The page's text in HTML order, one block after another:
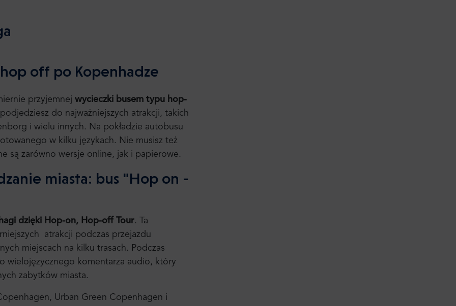
off po Kopenhadze
przyjemnej wycieczki busem typu hop-
do najważniejszych atrakcji, takich
i wielu innych. Na pokładzie autobusu
w kilku językach. Nie musisz też
są zarówno wersje online, jak i papierowe.
miasta: bus "Hop on -
dzięki Hop-on, Hop-off Tour. Ta
atrakcji podczas przejazdu
miejscach na kilku trasach. Podczas
wielojęzycznego komentarza audio, który
zabytków miasta.
Urban Green Copenhagen i